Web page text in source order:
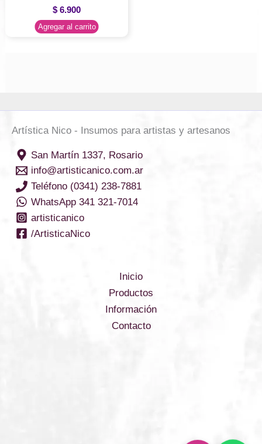
$ 6.900
Agregar al carrito
Artística Nico - Insumos para artistas y artesanos
San Martín 1337, Rosario
info@artisticanico.com.ar
Teléfono (0341) 238-7881
WhatsApp 341 321-7014
artisticanico
/ArtisticaNico
Inicio
Productos
Información
Contacto